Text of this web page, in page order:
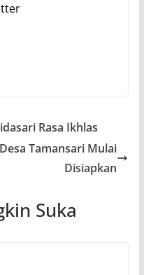
Rasa Ikhlas
Tamansari Mulai
Disiapkan
Suka